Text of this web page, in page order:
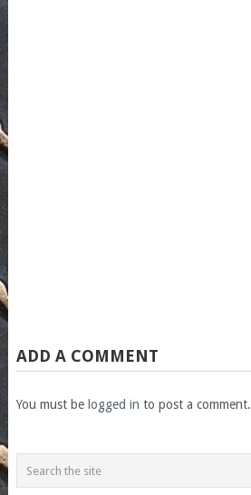
ADD A COMMENT
You must be logged in to post a comment.